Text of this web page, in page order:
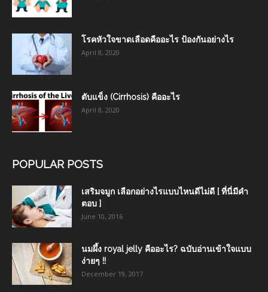
โรคหัวใจขาดเลือดคืออะไร ป้องกันอย่างไร
April 8, 2020
ตับแข็ง (Cirrhosis) คืออะไร
April 8, 2020
POPULAR POSTS
เสริมจมูก เลือกอย่างไรแบบไหนดีไม่ดี [ ที่นี่มีคำ
ตอบ ]
June 10, 2016
นมผึ้ง royal jelly คืออะไร? ฉบับอ่านเข้าใจแบบ
ง่ายๆ !!
December 19, 2017